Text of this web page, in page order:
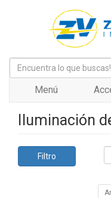
Menú
Iluminación
Filtro